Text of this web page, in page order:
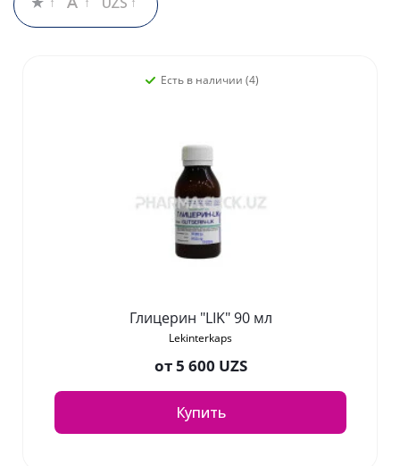
Есть в наличии (4)
Глицерин "LIK" 90 мл
Lekinterkaps
от5 600 UZS
Купить